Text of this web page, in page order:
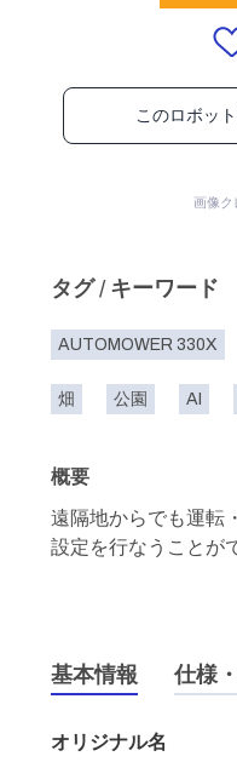
このロボッ
画像ク
タグ / キーワード
AUTOMOWER 330X
畑 公園 AI
概要
遠隔地からでも運転
設定を行なうことが
基本情報 仕様
オリジナル名